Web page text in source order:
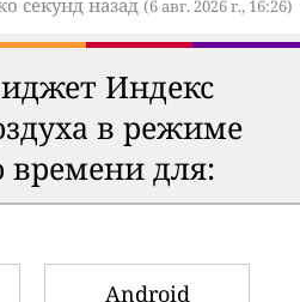
секунд назад (6 авг. 2026 г., 16:26)
Индекс
в режиме
времени для:
Android